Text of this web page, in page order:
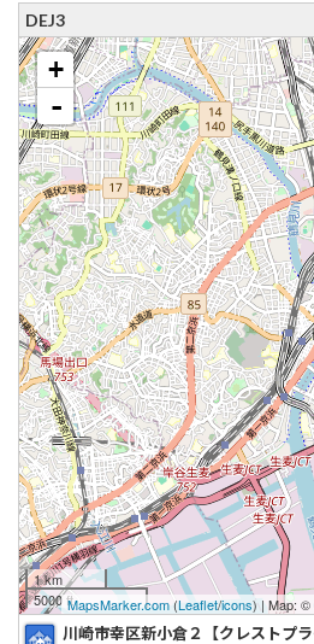
DEJ3
loading map - please wait...
+
-
1 km
5000 ftMapsMarker.com(Leaflet/icons) | Map: ©
川崎市幸区新小倉２【クレストプ